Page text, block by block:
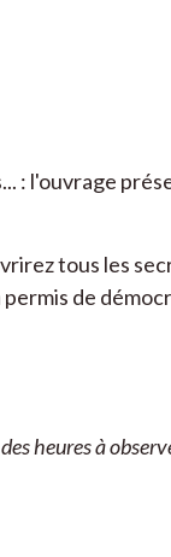
: l'ouvrage
tous les
de
heures à